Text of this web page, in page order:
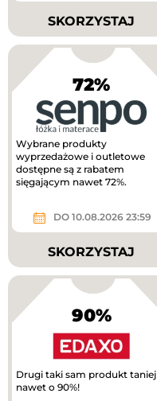
SKORZYSTAJ
72%
Wybrane produkty
wyprzedażowe i outletowe
dostępne są z rabatem
sięgającym nawet 72%.
DO 10.08.2026 23:59
SKORZYSTAJ
90%
Drugi taki sam produkt taniej
nawet o 90%!